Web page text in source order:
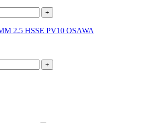
+
2.5 HSSE PV10 OSAWA
+